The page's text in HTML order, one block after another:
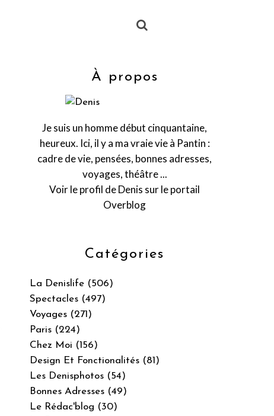
Catégories
La Denislife (506)
Spectacles (497)
Voyages (271)
Paris (224)
Chez Moi (156)
Design Et Fonctionalités (81)
Les Denisphotos (54)
Bonnes Adresses (49)
Le Rédac'blog (30)
À propos
Je suis un homme début cinquantaine,
heureux. Ici, il y a ma vraie vie à Pantin :
cadre de vie, pensées, bonnes adresses,
voyages, théâtre ...
Voir le profil deDenis sur le portail
Overblog